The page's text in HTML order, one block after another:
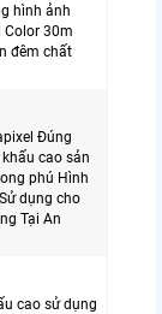
hình ảnh
Color 30m
đêm chất
Đúng
cao sản
phú Hình
dụng cho
Tại An
cao sử dụng